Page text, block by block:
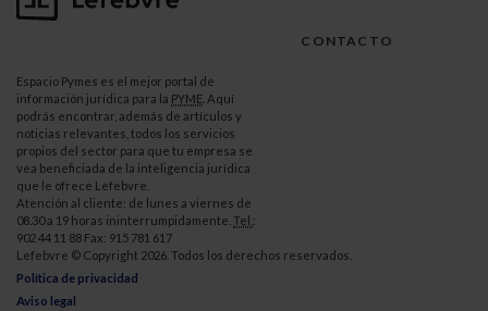
CONTACTO
Espacio Pymes es el mejor portal de
información jurídica para la PYME . Aquí
podrás encontrar, además de artículos y
noticias relevantes, todos los servicios
propios del sector para que tu empresa se
vea beneficiada de la inteligencia jurídica
que le ofrece Lefebvre.
Atención al cliente: de lunes a viernes de
08.30 a 19 horas ininterrumpidamente. Tel. :
902 44 11 88 Fax: 915 781 617
Lefebvre © Copyright 2026. Todos los derechos reservados.
Política de privacidad
Aviso legal